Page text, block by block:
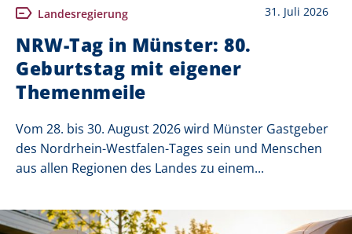
Landesregierung 31. Juli 2026
NRW-Tag in Münster: 80.
Geburtstag mit eigener
Themenmeile
Vom 28. bis 30. August 2026 wird Münster Gastgeber
des Nordrhein-Westfalen-Tages sein und Menschen
aus allen Regionen des Landes zu einem...